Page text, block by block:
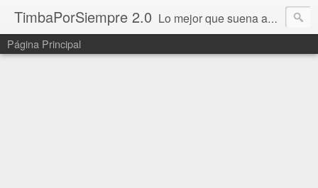
TimbaPorSiempre 2.0 Lo mejor que suena ahora!!!
Página Principal